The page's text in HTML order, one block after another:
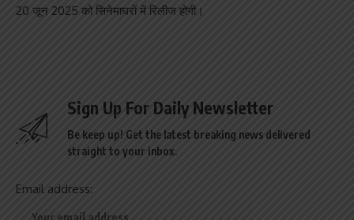
20 जून 2025 को सिनेमाघरों में रिलीज होगी।
Sign Up For Daily Newsletter
Be keep up! Get the latest breaking news delivered
straight to your inbox.
Email address: